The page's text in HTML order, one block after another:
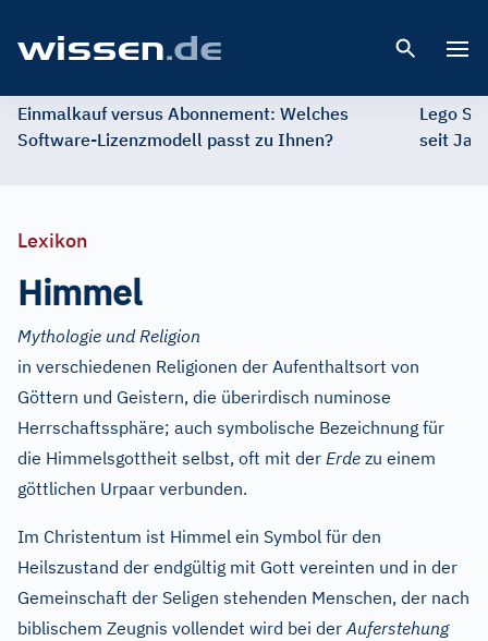
Einmalkauf versus Abonnement: Welches
Software-Lizenzmodell passt zu Ihnen?
Lego
seit
Lexikon
Himmel
Mythologie und Religion
in verschiedenen Religionen der Aufenthaltsort von
Göttern und Geistern, die überirdisch numinose
Herrschaftssphäre; auch symbolische Bezeichnung für
die Himmelsgottheit selbst, oft mit der Erde zu einem
göttlichen Urpaar verbunden.
Im Christentum ist Himmel ein Symbol für den
Heilszustand der endgültig mit Gott vereinten und in der
Gemeinschaft der Seligen stehenden Menschen, der nach
biblischem Zeugnis vollendet wird bei derAuferstehung